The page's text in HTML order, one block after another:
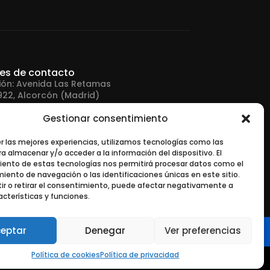
Gestionar consentimiento
las mejores experiencias, utilizamos tecnologías como las
almacenar y/o acceder a la información del dispositivo. El
de estas tecnologías nos permitirá procesar datos como el
de navegación o las identificaciones únicas en este sitio.
o retirar el consentimiento, puede afectar negativamente a
y funciones.
Denegar Ver preferencias
Política de cookiesPolítica de privacidad
de contacto
Avenida Las Retamas
Alcorcón (Madrid)
electrónico: